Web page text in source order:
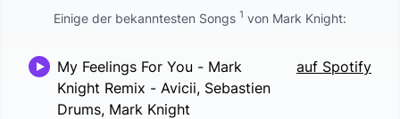
Einige der bekanntesten Songs 1 von Mark Knight:
My Feelings For You - Mark
Knight Remix - Avicii, Sebastien
Drums, Mark Knight
auf Spotify